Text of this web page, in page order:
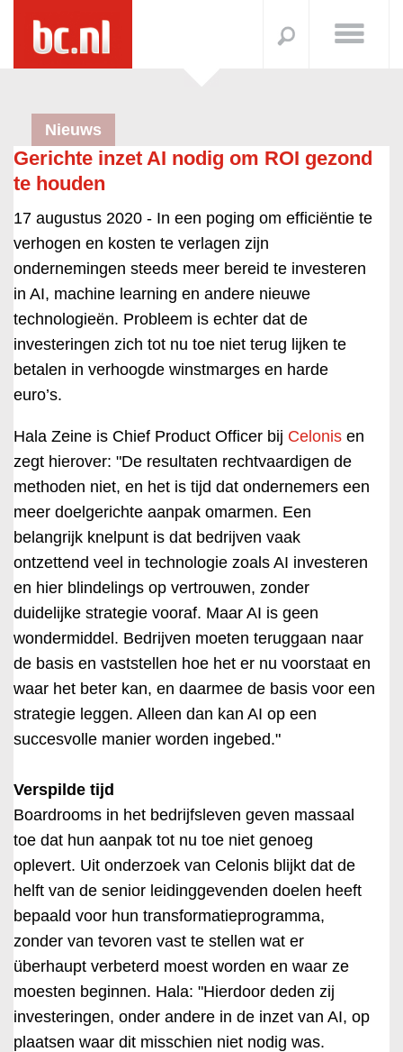
Nieuws
Gerichte inzet AI nodig om ROI gezond
te houden
17 augustus 2020 - In een poging om efficiëntie te
verhogen en kosten te verlagen zijn
ondernemingen steeds meer bereid te investeren
in AI, machine learning en andere nieuwe
technologieën. Probleem is echter dat de
investeringen zich tot nu toe niet terug lijken te
betalen in verhoogde winstmarges en harde
euro’s.
Hala Zeine is Chief Product Officer bij Celonis en
zegt hierover: "De resultaten rechtvaardigen de
methoden niet, en het is tijd dat ondernemers een
meer doelgerichte aanpak omarmen. Een
belangrijk knelpunt is dat bedrijven vaak
ontzettend veel in technologie zoals AI investeren
en hier blindelings op vertrouwen, zonder
duidelijke strategie vooraf. Maar AI is geen
wondermiddel. Bedrijven moeten teruggaan naar
de basis en vaststellen hoe het er nu voorstaat en
waar het beter kan, en daarmee de basis voor een
strategie leggen. Alleen dan kan AI op een
succesvolle manier worden ingebed."
Verspilde tijd
Boardrooms in het bedrijfsleven geven massaal
toe dat hun aanpak tot nu toe niet genoeg
oplevert. Uit onderzoek van Celonis blijkt dat de
helft van de senior leidinggevenden doelen heeft
bepaald voor hun transformatieprogramma,
zonder van tevoren vast te stellen wat er
überhaupt verbeterd moest worden en waar ze
moesten beginnen. Hala: "Hierdoor deden zij
investeringen, onder andere in de inzet van AI, op
plaatsen waar dit misschien niet nodig was.